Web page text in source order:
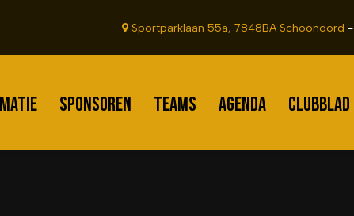
Sportparklaan 55a, 7848BA Schoonoord -
SPONSOREN TEAMS AGENDA CLUBBLAD